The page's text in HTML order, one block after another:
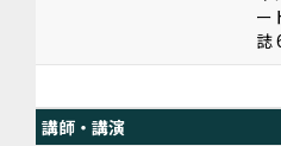
ー
誌
講師・講演